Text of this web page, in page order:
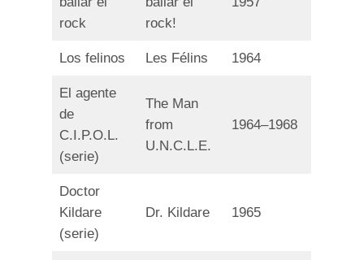
rock
rock!
Los felinos Les Félins 1964
El agente
de
C.I.P.O.L.
(serie)
The Man
from
U.N.C.L.E.
1964–1968
Doctor
Kildare
(serie)
Dr. Kildare 1965